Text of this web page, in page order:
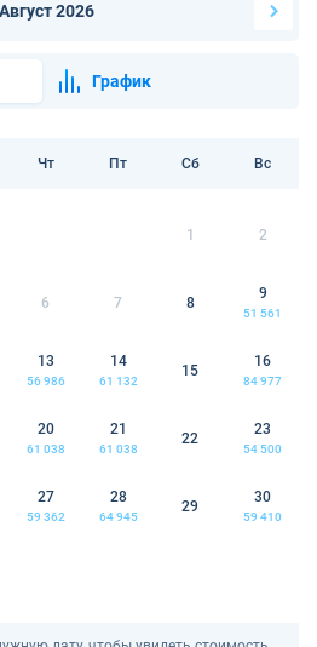
Август 2026
График
Чт Пт Сб Вс
1 2
6 7 8
9
51 561
13
56 986
14
61 132
15
16
84 977
20
61 038
21
61 038
22
23
54 500
27
59 362
28
64 945
29
30
59 410